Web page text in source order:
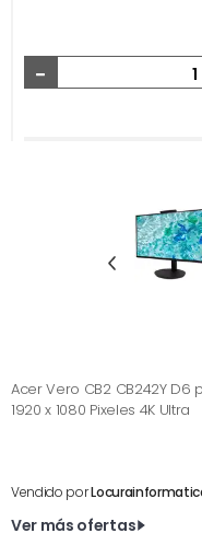
-
Acer Vero CB2 CB242Y D6
1920 x 1080 Pixeles 4K Ultra
Vendido por
Ver más ofertas